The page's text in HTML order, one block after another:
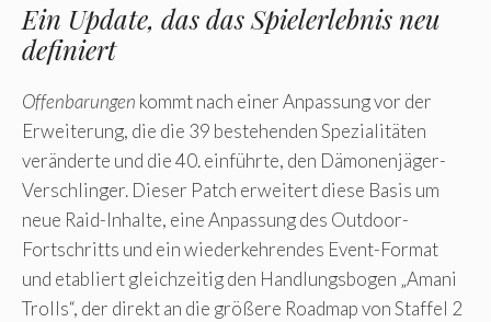
Ein Update, das das Spielerlebnis neu
definiert
Offenbarungen kommt nach einer Anpassung vor der
Erweiterung, die die 39 bestehenden Spezialitäten
veränderte und die 40. einführte, den Dämonenjäger-
Verschlinger. Dieser Patch erweitert diese Basis um
neue Raid-Inhalte, eine Anpassung des Outdoor-
Fortschritts und ein wiederkehrendes Event-Format
und etabliert gleichzeitig den Handlungsbogen „Amani
Trolls“, der direkt an die größere Roadmap von Staffel 2